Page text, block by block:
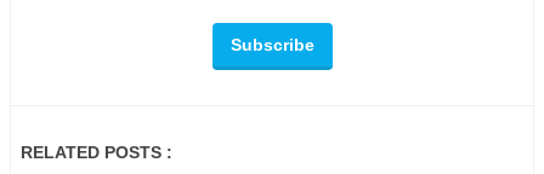
RELATED POSTS :